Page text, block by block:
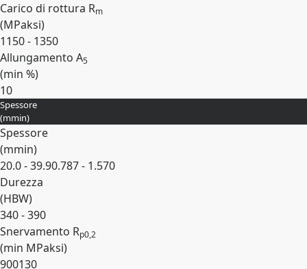
Carico di rottura Rm
(MPaksi)
1150 - 1350
Allungamento A5
(min %)
10
Espandi
Spessore
(mmin)
Spessore
(mmin)
20.0 - 39.90.787 - 1.570
Durezza
(HBW)
340 - 390
Snervamento Rp0,2
(min MPaksi)
900130